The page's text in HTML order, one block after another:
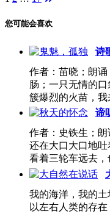
章
您可能会喜欢
诗
作者：苗晓；朗
肠；一只无情的
簇爆烈的火苗，我
谛
作者：史铁生；
还在大口大口地吐
看着三轮车远去，
我的海洋，我的
以左右人类的存